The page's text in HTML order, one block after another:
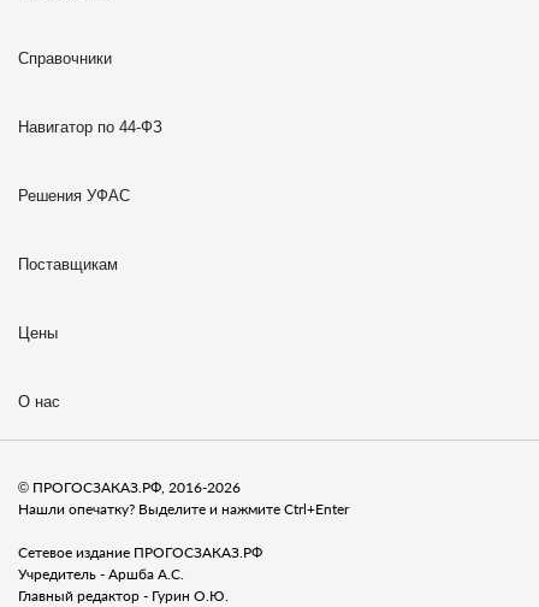
Справочники
Навигатор по 44-ФЗ
Решения УФАС
Поставщикам
Цены
О нас
© ПРОГОСЗАКАЗ.РФ, 2016-2026
Нашли опечатку? Выделите и нажмите Ctrl+Enter
Сетевое издание ПРОГОСЗАКАЗ.РФ
Учредитель - Аршба А.С.
Главный редактор - Гурин О.Ю.